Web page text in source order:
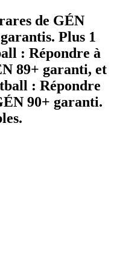
de GÉN
Plus 1
: Répondre à
89+ garanti, et
: Répondre
90+ garanti.